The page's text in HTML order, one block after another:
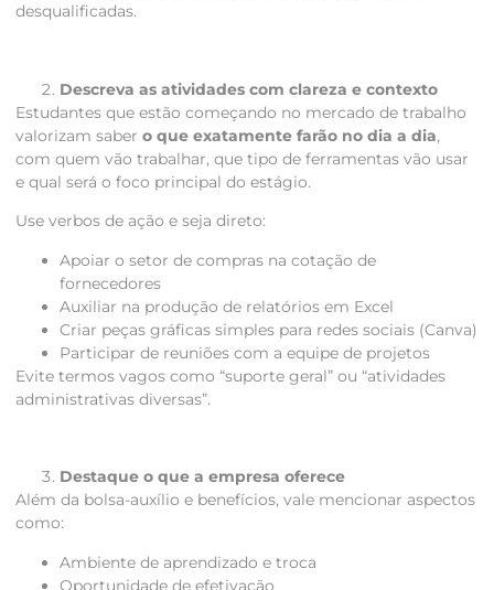
desqualificadas.
Descreva as atividades com clareza e contexto
Estudantes que estão começando no mercado de trabalho
valorizam saber o que exatamente farão no dia a dia,
com quem vão trabalhar, que tipo de ferramentas vão usar
e qual será o foco principal do estágio.
Use verbos de ação e seja direto:
Apoiar o setor de compras na cotação de
fornecedores
Auxiliar na produção de relatórios em Excel
Criar peças gráficas simples para redes sociais (Canva)
Participar de reuniões com a equipe de projetos
Evite termos vagos como “suporte geral” ou “atividades
administrativas diversas”.
Destaque o que a empresa oferece
Além da bolsa-auxílio e benefícios, vale mencionar aspectos
como:
Ambiente de aprendizado e troca
Oportunidade de efetivação